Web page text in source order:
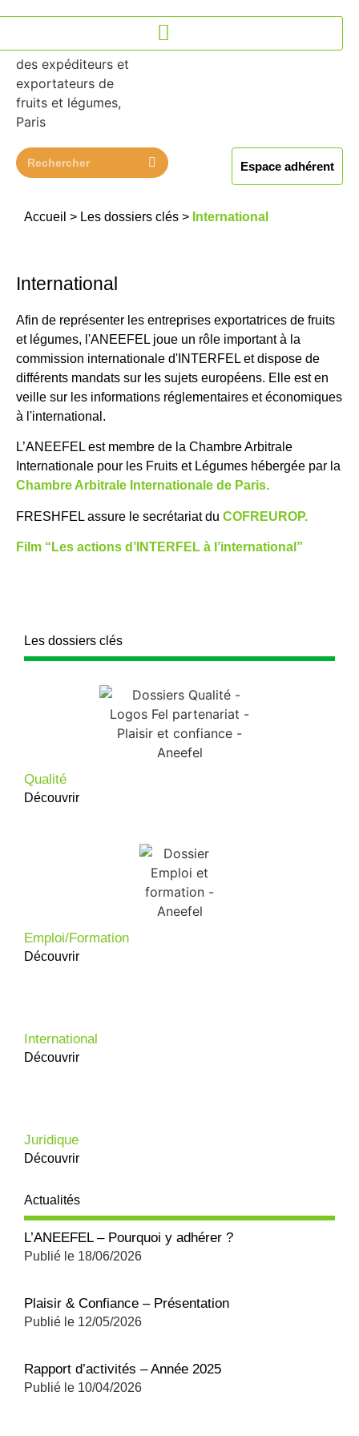
Espace adhérent
Accueil > Les dossiers clés > International
International
Afin de représenter les entreprises exportatrices de fruits
et légumes, l'ANEEFEL joue un rôle important à la
commission internationale d'INTERFEL et dispose de
différents mandats sur les sujets européens. Elle est en
veille sur les informations réglementaires et économiques
à l'international.
L’ANEEFEL est membre de la Chambre Arbitrale
Internationale pour les Fruits et Légumes hébergée par la
Chambre Arbitrale Internationale de Paris.
FRESHFEL assure le secrétariat du COFREUROP.
Film “Les actions d’INTERFEL à l’international”
Les dossiers clés
Qualité
Découvrir
Emploi/Formation
Découvrir
International
Découvrir
Juridique
Découvrir
Actualités
L’ANEEFEL – Pourquoi y adhérer ?
Publié le 18/06/2026
Plaisir & Confiance – Présentation
Publié le 12/05/2026
Rapport d’activités – Année 2025
Publié le 10/04/2026